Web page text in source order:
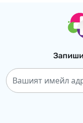
Isopropyl
Adipate,
Diethylamino
Glyceryl
Gum,
Acid, Xanthan